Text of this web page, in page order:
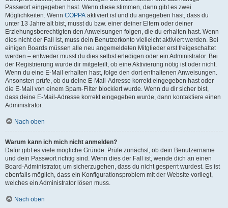
Passwort eingegeben hast. Wenn diese stimmen, dann gibt es zwei
Möglichkeiten. Wenn COPPA aktiviert ist und du angegeben hast, dass du
unter 13 Jahre alt bist, musst du bzw. einer deiner Eltern oder deiner
Erziehungsberechtigten den Anweisungen folgen, die du erhalten hast. Wenn
dies nicht der Fall ist, muss dein Benutzerkonto vielleicht aktiviert werden. Bei
einigen Boards müssen alle neu angemeldeten Mitglieder erst freigeschaltet
werden – entweder musst du dies selbst erledigen oder ein Administrator. Bei
der Registrierung wurde dir mitgeteilt, ob eine Aktivierung nötig ist oder nicht.
Wenn du eine E-Mail erhalten hast, folge den dort enthaltenen Anweisungen.
Ansonsten prüfe, ob du deine E-Mail-Adresse korrekt eingegeben hast oder
die E-Mail von einem Spam-Filter blockiert wurde. Wenn du dir sicher bist,
dass deine E-Mail-Adresse korrekt eingegeben wurde, dann kontaktiere einen
Administrator.
Nach oben
Warum kann ich mich nicht anmelden?
Dafür gibt es viele mögliche Gründe. Prüfe zunächst, ob dein Benutzername
und dein Passwort richtig sind. Wenn dies der Fall ist, wende dich an einen
Board-Administrator, um sicherzugehen, dass du nicht gesperrt wurdest. Es ist
ebenfalls möglich, dass ein Konfigurationsproblem mit der Website vorliegt,
welches ein Administrator lösen muss.
Nach oben